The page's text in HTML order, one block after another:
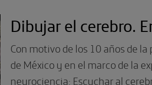
Dibujar el cerebro.
Con motivo de los 10 años de
de México y en el marco de la
neurociencia: Escuchar al